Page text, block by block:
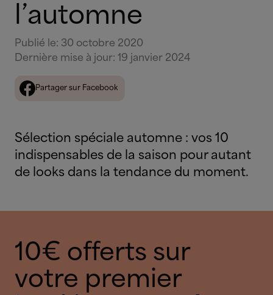
l’automne
Publié le: 30 octobre 2020
Dernière mise à jour: 19 janvier 2024
Partager sur Facebook
Sélection spéciale automne : vos 10
indispensables de la saison pour autant
de looks dans la tendance du moment.
10€ offerts sur
votre premier